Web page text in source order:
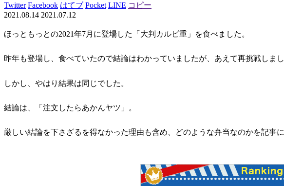
Twitter Facebook はてブ Pocket LINE コピー
2021.08.14 2021.07.12
ほっともっとの2021年7月に登場した「大判カルビ重」を食べました。
昨年も登場し、食べていたので結論はわかっていましたが、あえて再挑戦しまし
しかし、やはり結果は同じでした。
結論は、「注文したらあかんヤツ」。
厳しい結論を下さざるを得なかった理由も含め、どのような弁当なのかを記事に